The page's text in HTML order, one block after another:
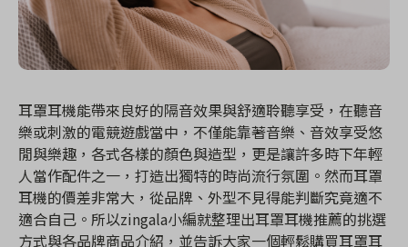
耳罩耳機能帶來良好的隔音效果與舒適聆聽享受，在聽音
樂或刺激的電競遊戲當中，不僅能靠著音樂、音效享受悠
閒與樂趣，各式各樣的顏色與造型，更是讓許多時下年輕
人當作配件之一，打造出獨特的時尚流行氛圍。然而耳罩
耳機的價差非常大，從品牌、外型不見得能判斷究竟適不
適合自己。所以zingala小編就整理出耳罩耳機推薦的挑選
方式與各品牌商品介紹，並告訴大家一個輕鬆購買耳罩耳